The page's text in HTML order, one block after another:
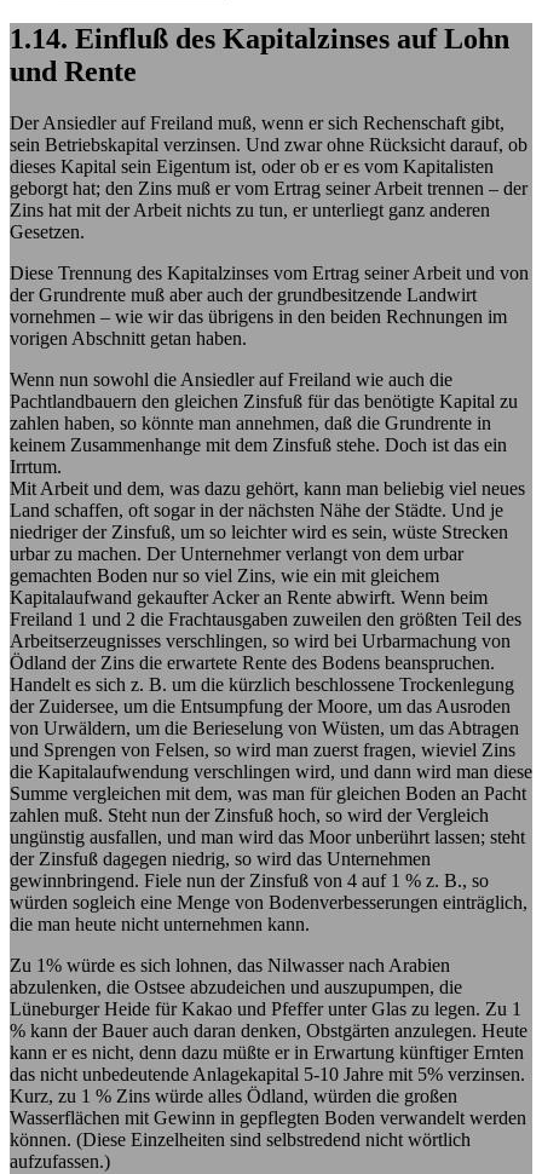
1.14. Einfluß des Kapitalzinses auf Lohn
und Rente
Der Ansiedler auf Freiland muß, wenn er sich Rechenschaft gibt,
sein Betriebskapital verzinsen. Und zwar ohne Rücksicht darauf, ob
dieses Kapital sein Eigentum ist, oder ob er es vom Kapitalisten
geborgt hat; den Zins muß er vom Ertrag seiner Arbeit trennen – der
Zins hat mit der Arbeit nichts zu tun, er unterliegt ganz anderen
Gesetzen.
Diese Trennung des Kapitalzinses vom Ertrag seiner Arbeit und von
der Grundrente muß aber auch der grundbesitzende Landwirt
vornehmen – wie wir das übrigens in den beiden Rechnungen im
vorigen Abschnitt getan haben.
Wenn nun sowohl die Ansiedler auf Freiland wie auch die
Pachtlandbauern den gleichen Zinsfuß für das benötigte Kapital zu
zahlen haben, so könnte man annehmen, daß die Grundrente in
keinem Zusammenhange mit dem Zinsfuß stehe. Doch ist das ein
Irrtum.
Mit Arbeit und dem, was dazu gehört, kann man beliebig viel neues
Land schaffen, oft sogar in der nächsten Nähe der Städte. Und je
niedriger der Zinsfuß, um so leichter wird es sein, wüste Strecken
urbar zu machen. Der Unternehmer verlangt von dem urbar
gemachten Boden nur so viel Zins, wie ein mit gleichem
Kapitalaufwand gekaufter Acker an Rente abwirft. Wenn beim
Freiland 1 und 2 die Frachtausgaben zuweilen den größten Teil des
Arbeitserzeugnisses verschlingen, so wird bei Urbarmachung von
Ödland der Zins die erwartete Rente des Bodens beanspruchen.
Handelt es sich z. B. um die kürzlich beschlossene Trockenlegung
der Zuidersee, um die Entsumpfung der Moore, um das Ausroden
von Urwäldern, um die Berieselung von Wüsten, um das Abtragen
und Sprengen von Felsen, so wird man zuerst fragen, wieviel Zins
die Kapitalaufwendung verschlingen wird, und dann wird man diese
Summe vergleichen mit dem, was man für gleichen Boden an Pacht
zahlen muß. Steht nun der Zinsfuß hoch, so wird der Vergleich
ungünstig ausfallen, und man wird das Moor unberührt lassen; steht
der Zinsfuß dagegen niedrig, so wird das Unternehmen
gewinnbringend. Fiele nun der Zinsfuß von 4 auf 1 % z. B., so
würden sogleich eine Menge von Bodenverbesserungen einträglich,
die man heute nicht unternehmen kann.
Zu 1% würde es sich lohnen, das Nilwasser nach Arabien
abzulenken, die Ostsee abzudeichen und auszupumpen, die
Lüneburger Heide für Kakao und Pfeffer unter Glas zu legen. Zu 1
% kann der Bauer auch daran denken, Obstgärten anzulegen. Heute
kann er es nicht, denn dazu müßte er in Erwartung künftiger Ernten
das nicht unbedeutende Anlagekapital 5-10 Jahre mit 5% verzinsen.
Kurz, zu 1 % Zins würde alles Ödland, würden die großen
Wasserflächen mit Gewinn in gepflegten Boden verwandelt werden
können. (Diese Einzelheiten sind selbstredend nicht wörtlich
aufzufassen.)